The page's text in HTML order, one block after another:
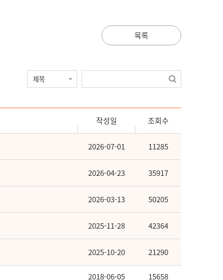
목록
작성일 조회수
2026-07-01 11285
2026-04-23 35917
2026-03-13 50205
2025-11-28 42364
2025-10-20 21290
2018-06-05 15658